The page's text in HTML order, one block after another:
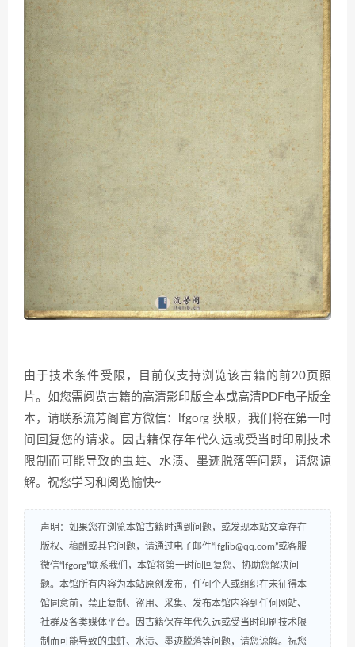
由于技术条件受限，目前仅支持浏览该古籍的前20页照
片。如您需阅览古籍的高清影印版全本或高清PDF电子版全
本，请联系流芳阁官方微信：lfgorg 获取，我们将在第一时
间回复您的请求。因古籍保存年代久远或受当时印刷技术
限制而可能导致的虫蛀、水渍、墨迹脱落等问题，请您谅
解。祝您学习和阅览愉快~
声明：如果您在浏览本馆古籍时遇到问题，或发现本站文章存在
版权、稿酬或其它问题，请通过电子邮件“lfglib@qq.com”或客服
微信“lfgorg”联系我们，本馆将第一时间回复您、协助您解决问
题。本馆所有内容为本站原创发布，任何个人或组织在未征得本
馆同意前，禁止复制、盗用、采集、发布本馆内容到任何网站、
社群及各类媒体平台。因古籍保存年代久远或受当时印刷技术限
制而可能导致的虫蛀、水渍、墨迹脱落等问题，请您谅解。祝您